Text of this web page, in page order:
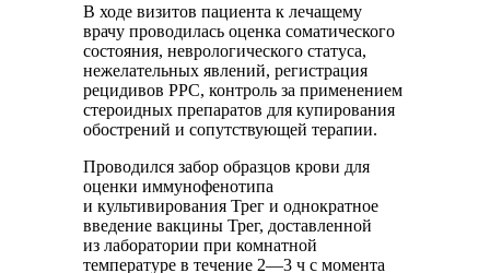
В ходе визитов пациента к лечащему
врачу проводилась оценка соматического
состояния, неврологического статуса,
нежелательных явлений, регистрация
рецидивов РРС, контроль за применением
стероидных препаратов для купирования
обострений и сопутствующей терапии.
Проводился забор образцов крови для
оценки иммунофенотипа
и культивирования Трег и однократное
введение вакцины Трег, доставленной
из лаборатории при комнатной
температуре в течение 2—3 ч с момента